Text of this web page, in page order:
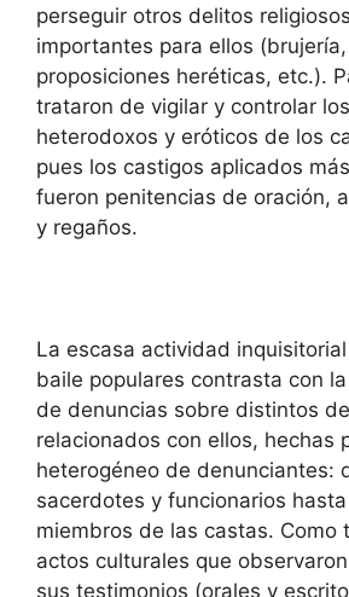
perseguir otros delitos
importantes para ellos
proposiciones heréticas, etc.).
trataron de vigilar y controlar
heterodoxos y eróticos de los
pues los castigos aplicados
fueron penitencias de oración,
y regaños.
La escasa actividad
baile populares contrasta con
de denuncias sobre distintos
relacionados con ellos, hechas
heterogéneo de denunciantes:
sacerdotes y funcionarios
miembros de las castas. Como
actos culturales que
sus testimonios (orales y